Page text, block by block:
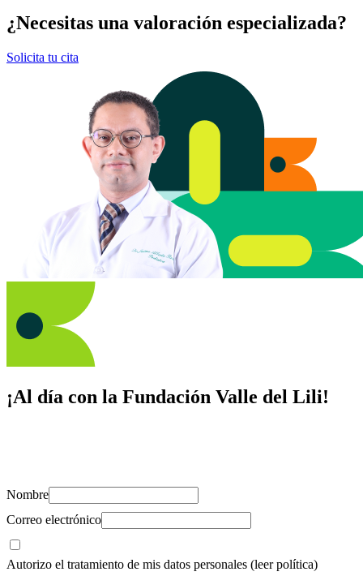
¿Necesitas una valoración especializada?
Solicita tu cita
¡Al día con la Fundación Valle del Lili!
Nombre
Correo electrónico
Autorizo el tratamiento de mis datos personales (leer política)